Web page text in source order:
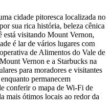
cidade pitoresca localizada no
sua rica história, beleza cênica
está visitando Mount Vernon,
é lar de vários lugares com
de Alimentos do Vale de
Vernon e a Starbucks na
para moradores e visitantes
permanecem
conferir o mapa de Wi-Fi de
mais ótimos locais ao redor da